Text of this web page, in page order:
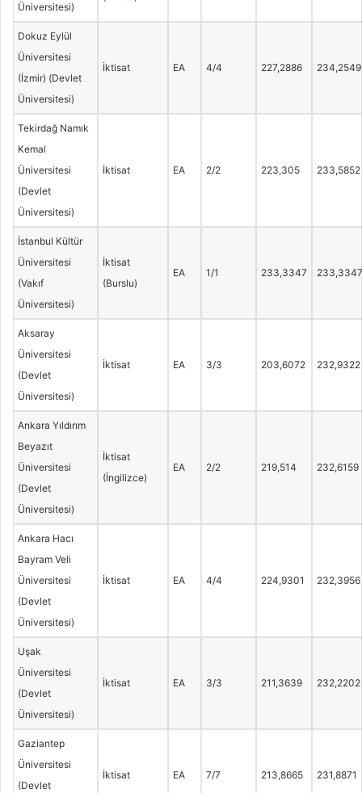
Üniversitesi)
Dokuz Eylül
Üniversitesi
(İzmir) (Devlet
Üniversitesi)
İktisat EA 4/4 227,2886 234,2549
Tekirdağ Namık
Kemal
Üniversitesi
(Devlet
Üniversitesi)
İktisat EA 2/2 223,305 233,5852
İstanbul Kültür
Üniversitesi
(Vakıf
Üniversitesi)
İktisat
(Burslu)
EA 1/1 233,3347 233,3347
Aksaray
Üniversitesi
(Devlet
Üniversitesi)
İktisat EA 3/3 203,6072 232,9322
Ankara Yıldırım
Beyazıt
Üniversitesi
(Devlet
Üniversitesi)
İktisat
(İngilizce)
EA 2/2 219,514 232,6159
Ankara Hacı
Bayram Veli
Üniversitesi
(Devlet
Üniversitesi)
İktisat EA 4/4 224,9301 232,3956
Uşak
Üniversitesi
(Devlet
Üniversitesi)
İktisat EA 3/3 211,3639 232,2202
Gaziantep
Üniversitesi
(Devlet
İktisat EA 7/7 213,8665 231,8871